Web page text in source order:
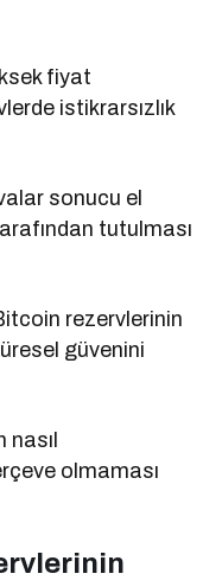
fiyat
istikrarsızlık
sonucu el
tutulması
rezervlerinin
güvenini
nasıl
olmaması